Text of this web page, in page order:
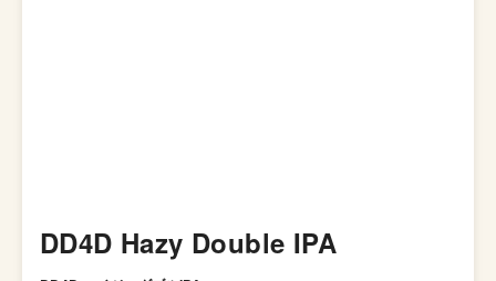
DD4D Hazy Double IPA